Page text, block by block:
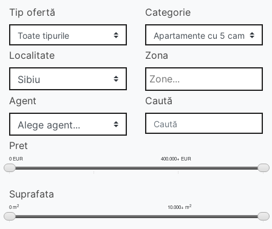
Tip ofertă Categorie
Localitate Zona
Agent Caută
Pret
0 EUR 400.000+ EUR
Suprafata
0 m2 10.000+ m2